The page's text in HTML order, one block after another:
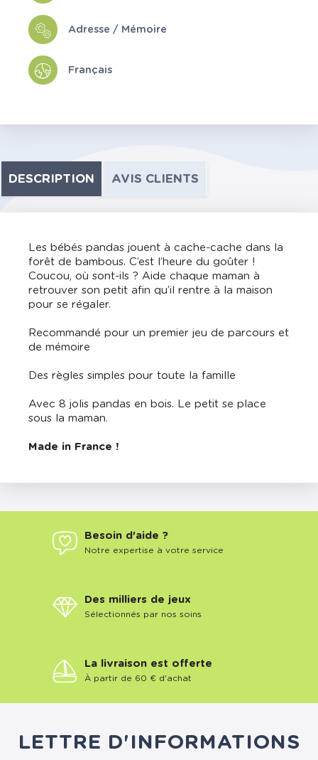
Adresse / Mémoire
Français
DESCRIPTION AVIS CLIENTS
Les bébés pandas jouent à cache-cache dans la
forêt de bambous. C’est l’heure du goûter !
Coucou, où sont-ils ? Aide chaque maman à
retrouver son petit afin qu’il rentre à la maison
pour se régaler.
Recommandé pour un premier jeu de parcours et
de mémoire
Des règles simples pour toute la famille
Avec 8 jolis pandas en bois. Le petit se place
sous la maman.
Made in France !
Besoin d'aide ?
Notre expertise à votre service
Des milliers de jeux
Sélectionnés par nos soins
La livraison est offerte
À partir de 60 € d'achat
LETTRE D'INFORMATIONS